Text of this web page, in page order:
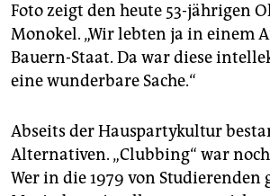
Foto zeigt den heute 53-jährigen
Monokel. „Wir lebten ja in einem
Bauern-Staat. Da war diese
eine wunderbare Sache.“
Abseits der Hauspartykultur
Alternativen. „Clubbing“ war
Wer in die 1979 von Studierenden